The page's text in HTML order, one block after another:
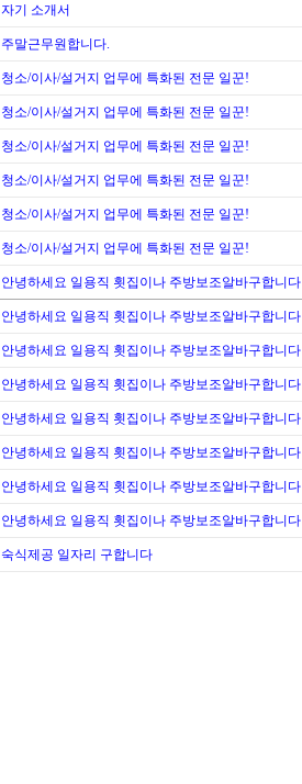
자기 소개서
주말근무원합니다.
청소/이사/설거지 업무에 특화된 전문 일꾼!
청소/이사/설거지 업무에 특화된 전문 일꾼!
청소/이사/설거지 업무에 특화된 전문 일꾼!
청소/이사/설거지 업무에 특화된 전문 일꾼!
청소/이사/설거지 업무에 특화된 전문 일꾼!
청소/이사/설거지 업무에 특화된 전문 일꾼!
안녕하세요 일용직 횟집이나 주방보조알바구합니다
안녕하세요 일용직 횟집이나 주방보조알바구합니다
안녕하세요 일용직 횟집이나 주방보조알바구합니다
안녕하세요 일용직 횟집이나 주방보조알바구합니다
안녕하세요 일용직 횟집이나 주방보조알바구합니다
안녕하세요 일용직 횟집이나 주방보조알바구합니다
안녕하세요 일용직 횟집이나 주방보조알바구합니다
안녕하세요 일용직 횟집이나 주방보조알바구합니다
숙식제공 일자리 구합니다